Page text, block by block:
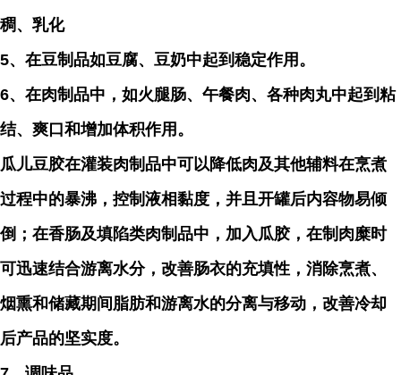
稠、乳化
5、在豆制品如豆腐、豆奶中起到稳定作用。
6、在肉制品中，如火腿肠、午餐肉、各种肉丸中起到粘
结、爽口和增加体积作用。
瓜儿豆胶在灌装肉制品中可以降低肉及其他辅料在烹煮
过程中的暴沸，控制液相黏度，并且开罐后内容物易倾
倒；在香肠及填陷类肉制品中，加入瓜胶，在制肉糜时
可迅速结合游离水分，改善肠衣的充填性，消除烹煮、
烟熏和储藏期间脂肪和游离水的分离与移动，改善冷却
后产品的坚实度。